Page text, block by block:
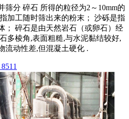
筛分 碎石 所得的粒径为2～10mm的
加工随时筛出来的粉末； 沙砾是指
； 碎石是由天然岩石（或卵石）经
多棱角,表面粗糙,与水泥黏结较好,
流动性差,但混凝土硬化 .